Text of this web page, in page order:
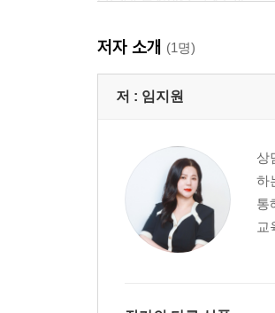
3. 10행성의 구성 26
(1) 고전 점성학의 7행성의 속
(2) 현대 점성학의 12별자리와
Ⅲ 심볼론 카드의 구성
1. 메이저 카드 12장 33
2. 달 카드 조합 35
저자 소개 (1명)
저 : 임지원
상
하
통
교